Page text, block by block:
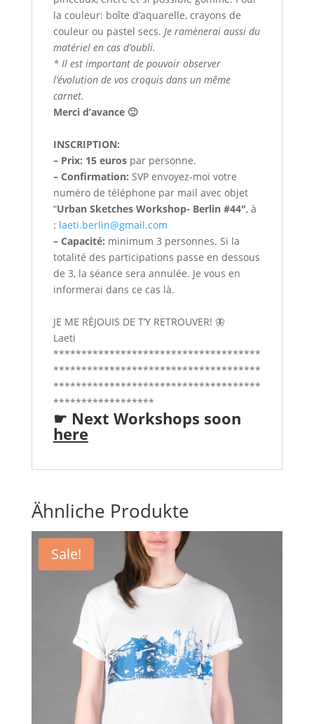
la couleur: boîte d’aquarelle, crayons de
couleur ou pastel secs. Je ramènerai aussi du
matériel en cas d’oubli.
* Il est important de pouvoir observer
l’évolution de vos croquis dans un même
carnet.
Merci d’avance 🙂
INSCRIPTION:
– Prix: 15 eurospar personne.
– Confirmation: SVP envoyez-moi votre
numéro de téléphone par mail avec objet
“Urban Sketches Workshop- Berlin #44″, à
: laeti.berlin@gmail.com
– Capacité: minimum 3 personnes. Si la
totalité des participations passe en dessous
de 3, la séance sera annulée. Je vous en
informerai dans ce cas là.
JE ME RÉJOUIS DE T’Y RETROUVER! 🦋
Laeti
*************************************
*************************************
*************************************
******************
☛ Next Workshops soon
here
Ähnliche Produkte
Sale!